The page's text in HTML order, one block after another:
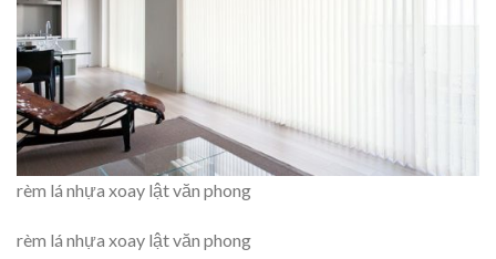
rèm lá nhựa xoay lật văn phong
rèm lá nhựa xoay lật văn phong